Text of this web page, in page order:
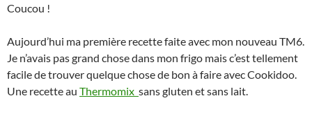
Coucou !
Aujourd’hui ma première recette faite avec mon nouveau TM6.
Je n’avais pas grand chose dans mon frigo mais c’est tellement
facile de trouver quelque chose de bon à faire avec Cookidoo.
Une recette au Thermomix sans gluten et sans lait.